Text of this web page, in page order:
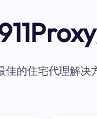
佳的住宅代理解